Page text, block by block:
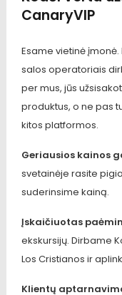
CanaryVIP
Esame vietinė
salos operatoriais
per mus, jūs
produktus, o ne pas
kitos platformos.
Geriausios kainos
svetainėje rasite
suderinsime kainą.
Įskaičiuotas
ekskursijų. Dirbame
Los Cristianos ir
Klientų